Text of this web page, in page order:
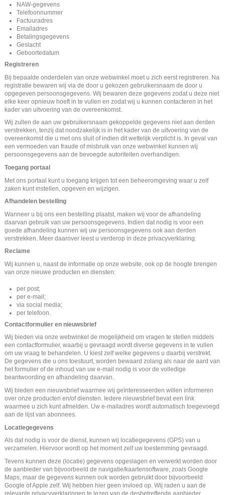
NAW-gegevens
Telefoonnummer
Factuuradres
Emailadres
Betalingsgegevens
Geslacht
Geboortedatum
Registreren
Bij bepaalde onderdelen van onze webwinkel moet u zich eerst registreren. Na
registratie bewaren wij via de door u gekozen gebruikersnaam de door u
opgegeven persoonsgegevens. Wij bewaren deze gegevens zodat u deze niet
elke keer opnieuw hoeft in te vullen en zodat wij u kunnen contacteren in het
kader van uitvoering van de overeenkomst.
Wij zullen de aan uw gebruikersnaam gekoppelde gegevens niet aan derden
verstrekken, tenzij dat noodzakelijk is in het kader van de uitvoering van de
overeenkomst die u met ons sluit of indien dit wettelijk verplicht is. In geval van
een vermoeden van fraude of misbruik van onze webwinkel kunnen wij
persoonsgegevens aan de bevoegde autoriteiten overhandigen.
Toegang portaal
Met ons portaal kunt u toegang krijgen tot een beheeromgeving waar u zelf
zaken kunt instellen, opgeven en wijzigen.
Afhandelen bestelling
Wanneer u bij ons een bestelling plaatst, maken wij voor de afhandeling
daarvan gebruik van uw persoonsgegevens. Indien dat nodig is voor een
goede afhandeling kunnen wij uw persoonsgegevens ook aan derden
verstrekken. Meer daarover leest u verderop in deze privacyverklaring.
Reclame
Wij kunnen u, naast de informatie op onze website, ook op de hoogte brengen
van onze nieuwe producten en diensten:
per post;
per e-mail;
via social media;
per telefoon.
Contactformulier en nieuwsbrief
Wij bieden via onze webwinkel de mogelijkheid om vragen te stellen middels
een contactformulier, waarbij u gevraagd wordt diverse gegevens in te vullen
om uw vraag te behandelen. U kiest zelf welke gegevens u daarbij verstrekt.
De gegevens die u ons toestuurt, worden bewaard zolang als naar de aard van
het formulier of de inhoud van uw e-mail nodig is voor de volledige
beantwoording en afhandeling daarvan.
Wij bieden een nieuwsbrief waarmee wij geïnteresseerden willen informeren
over onze producten en/of diensten. Iedere nieuwsbrief bevat een link
waarmee u zich kunt afmelden. Uw e-mailadres wordt automatisch toegevoegd
aan de lijst van abonnees.
Locatiegegevens
Als dat nodig is voor de dienst, kunnen wij locatiegegevens (GPS) van u
verzamelen. Hiervoor wordt op het moment zelf uw toestemming gevraagd.
Tevens kunnen deze (locatie) gegevens opgeslagen en verwerkt worden door
de aanbieder van bijvoorbeeld de navigatie/kaartensoftware, zoals Google
Maps, maar de gegevens kunnen ook worden gebruikt door bijvoorbeeld
Google of Apple zelf. Wij hebben hier geen invloed op. Wij raden u aan de
relevante privacyverklaringen te lezen van de desbetreffende aanbieder.